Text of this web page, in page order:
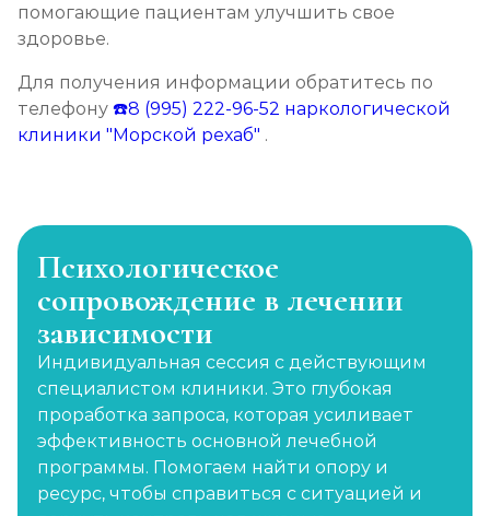
помогающие пациентам улучшить свое
здоровье.
Для получения информации обратитесь по
телефону ☎️8 (995) 222-96-52 наркологической
клиники "Морской рехаб" .
Психологическое
сопровождение в лечении
зависимости
Индивидуальная сессия с действующим
специалистом клиники. Это глубокая
проработка запроса, которая усиливает
эффективность основной лечебной
программы. Помогаем найти опору и
ресурс, чтобы справиться с ситуацией и